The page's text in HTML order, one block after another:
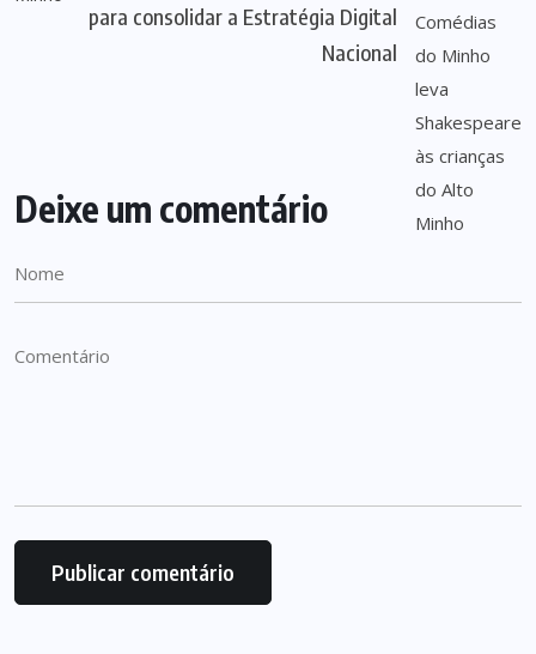
para consolidar a Estratégia Digital
Nacional
Deixe um comentário